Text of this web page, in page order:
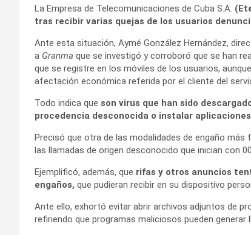
La Empresa de Telecomunicaciones de Cuba S.A.
tras recibir varias quejas de los usuarios
Ante esta situación, Aymé González Hernández,
a Granma que se investigó y corroboró que se han
que se registre en los móviles de los usuarios,
afectación económica referida por el cliente del
Todo indica que son virus que han sido
procedencia desconocida o instalar
Precisó que otra de las modalidades de engaño
las llamadas de origen desconocido que inician con
Ejemplificó, además, que rifas y otros anuncios
engaños, que pudieran recibir en su dispositivo
Ante ello, exhortó evitar abrir archivos adjuntos de
refiriendo que programas maliciosos pueden